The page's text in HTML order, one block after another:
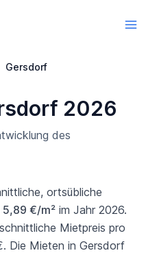
Gersdorf
2026
des
ortsübliche
5,89 €/m² im Jahr 2026.
Mietpreis pro
Die Mieten in Gersdorf